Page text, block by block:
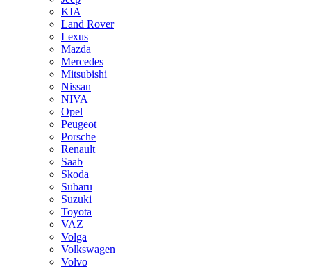
KIA
Land Rover
Lexus
Mazda
Mercedes
Mitsubishi
Nissan
NIVA
Opel
Peugeot
Porsche
Renault
Saab
Skoda
Subaru
Suzuki
Toyota
VAZ
Volga
Volkswagen
Volvo